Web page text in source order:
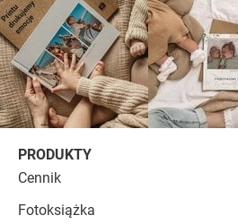
PRODUKTY
Cennik
Fotoksiążka